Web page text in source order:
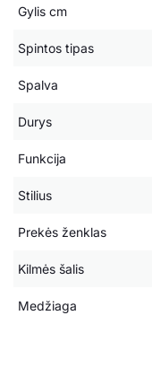
Gylis cm
Spintos tipas
Spalva
Durys
Funkcija
Stilius
Prekės ženklas
Kilmės šalis
Medžiaga